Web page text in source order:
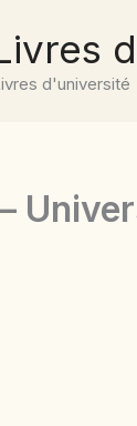
d'université